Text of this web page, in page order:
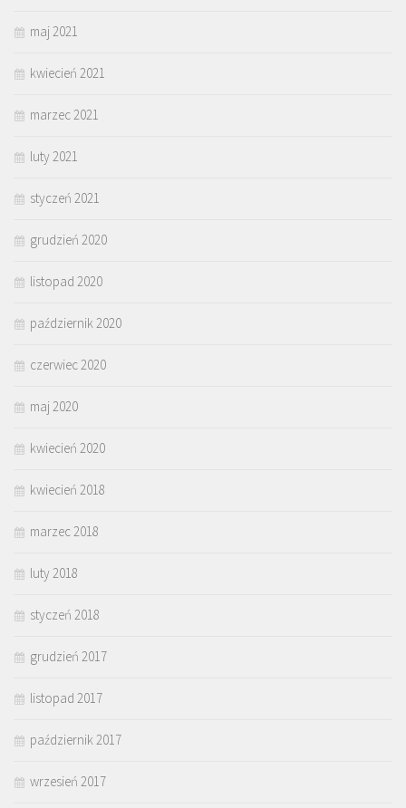
maj 2021
kwiecień 2021
marzec 2021
luty 2021
styczeń 2021
grudzień 2020
listopad 2020
październik 2020
czerwiec 2020
maj 2020
kwiecień 2020
kwiecień 2018
marzec 2018
luty 2018
styczeń 2018
grudzień 2017
listopad 2017
październik 2017
wrzesień 2017